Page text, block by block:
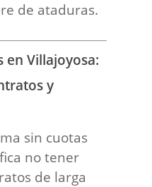
de ataduras.
en Villajoyosa:
y
sin cuotas
no tener
de larga